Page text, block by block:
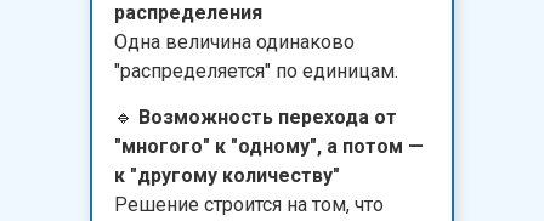
распределения
Одна величина одинаково
"распределяется" по единицам.
🔹 Возможность перехода от
"многого" к "одному", а потом —
к "другому количеству"
Решение строится на том, что